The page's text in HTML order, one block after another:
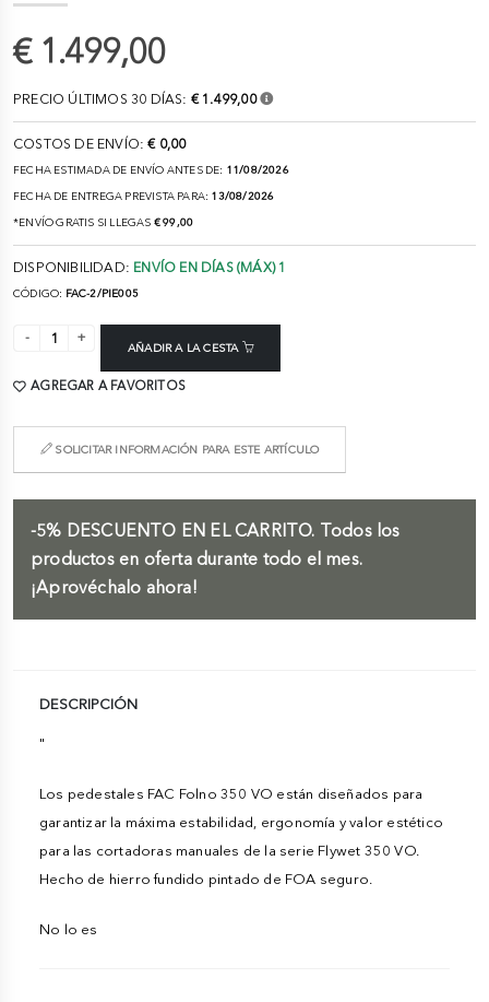
€ 1.499,00
PRECIO ÚLTIMOS 30 DÍAS: € 1.499,00
COSTOS DE ENVÍO:€ 0,00
FECHA ESTIMADA DE ENVÍO ANTES DE: 11/08/2026
FECHA DE ENTREGA PREVISTA PARA: 13/08/2026
*ENVÍO GRATIS SI LLEGAS € 99,00
DISPONIBILIDAD: ENVÍO EN DÍAS (MÁX) 1
CÓDIGO: FAC-2/PIE005
AÑADIR A LA CESTA
AGREGAR A FAVORITOS
SOLICITAR INFORMACIÓN PARA ESTE ARTÍCULO
-5% DESCUENTO EN EL CARRITO. Todos los
productos en oferta durante todo el mes.
¡Aprovéchalo ahora!
DESCRIPCIÓN
"
Los pedestales FAC Folno 350 VO están diseñados para
garantizar la máxima estabilidad, ergonomía y valor estético
para las cortadoras manuales de la serie Flywet 350 VO.
Hecho de hierro fundido pintado de FOA seguro.
No lo es